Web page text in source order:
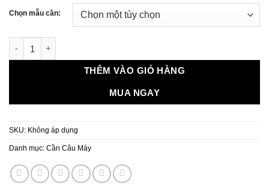
1.623.000 ₫
Chọn mẫu cần:
THÊM VÀO GIỎ HÀNG
MUA NGAY
SKU: Không áp dụng
Danh mục: Cần Câu Máy